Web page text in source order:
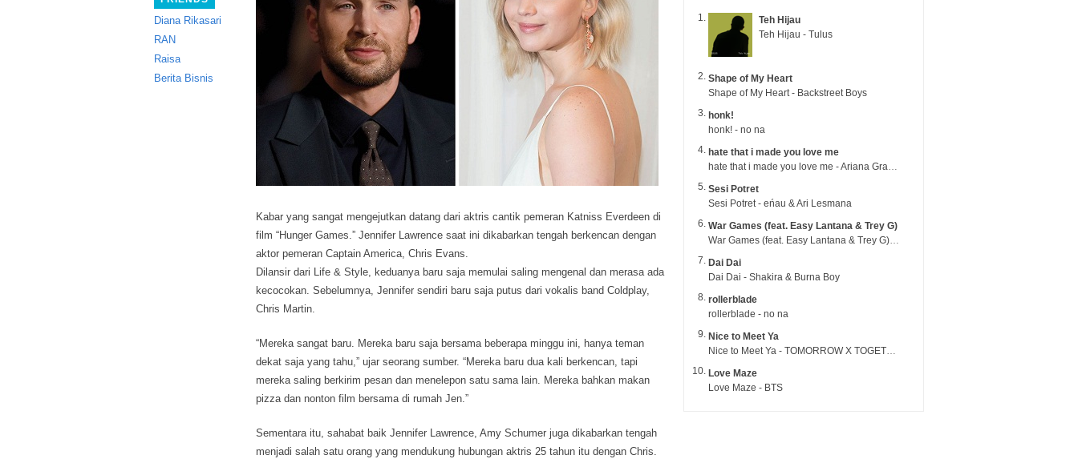
Diana Rikasari
RAN
Raisa
Berita Bisnis
Kabar yang sangat mengejutkan datang dari aktris cantik pemeran Katniss Everdeen di
film “Hunger Games.” Jennifer Lawrence saat ini dikabarkan tengah berkencan dengan
aktor pemeran Captain America, Chris Evans.
Dilansir dari Life & Style, keduanya baru saja memulai saling mengenal dan merasa ada
kecocokan. Sebelumnya, Jennifer sendiri baru saja putus dari vokalis band Coldplay,
Chris Martin.
“Mereka sangat baru. Mereka baru saja bersama beberapa minggu ini, hanya teman
dekat saja yang tahu,” ujar seorang sumber. “Mereka baru dua kali berkencan, tapi
mereka saling berkirim pesan dan menelepon satu sama lain. Mereka bahkan makan
pizza dan nonton film bersama di rumah Jen.”
Sementara itu, sahabat baik Jennifer Lawrence, Amy Schumer juga dikabarkan tengah
menjadi salah satu orang yang mendukung hubungan aktris 25 tahun itu dengan Chris.
Teh Hijau
Teh Hijau - Tulus
Shape of My Heart
Shape of My Heart - Backstreet Boys
honk!
honk! - no na
hate that i made you love me
hate that i made you love me - Ariana Grande
Sesi Potret
Sesi Potret - eńau & Ari Lesmana
War Games (feat. Easy Lantana & Trey G)
War Games (feat. Easy Lantana & Trey G) - Trub
Dai Dai
Dai Dai - Shakira & Burna Boy
rollerblade
rollerblade - no na
Nice to Meet Ya
Nice to Meet Ya - TOMORROW X TOGETHER
Love Maze
Love Maze - BTS